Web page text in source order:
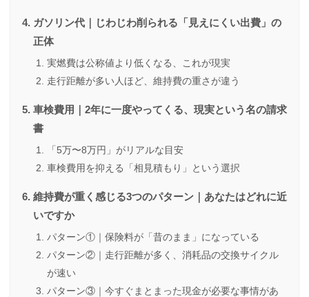
ガソリン代｜じわじわ削られる「見えにくい出費」の
正体
実燃費は公称値より低くなる、これが現実
走行距離が多い人ほど、維持費の重さが違う
車検費用｜2年に一度やってくる、現実という名の請求
書
「5万〜8万円」がリアルな目安
車検費用を抑える「相見積もり」という選択
維持費が重く感じる3つのパターン｜あなたはどれに近
いですか
パターン①｜保険料が「昔のまま」になっている
パターン②｜走行距離が多く、消耗品の交換サイクル
が速い
パターン③｜今すぐまとまった現金が必要な事情があ